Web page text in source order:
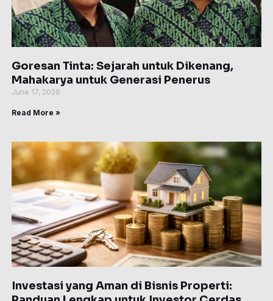
Goresan Tinta: Sejarah untuk Dikenang,
Mahakarya untuk Generasi Penerus
June 17, 2026
Read More »
Investasi yang Aman di Bisnis Properti: